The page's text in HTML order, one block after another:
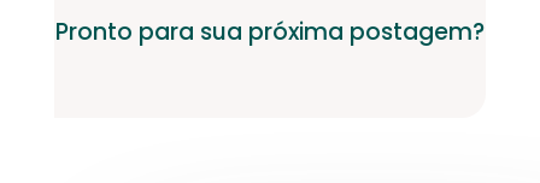
Pronto para sua próxima postagem?